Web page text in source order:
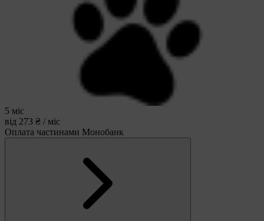
5 міс
від 273 ₴ / міс
Оплата частинами Монобанк